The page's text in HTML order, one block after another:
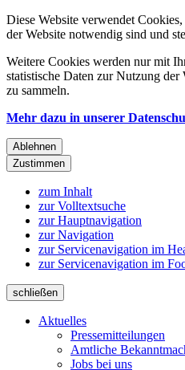
Diese Website verwendet
der Website notwendig sind und
Weitere Cookies werden nur mit
statistische Daten zur Nutzung
zu sammeln.
Mehr dazu in unserer
Ablehnen
Zustimmen
zum Inhalt
zur Volltextsuche
zur Hauptnavigation
zur Navigation
zur Servicenavigation im
zur Servicenavigation im
schließen
Aktuelles
Pressemitteilungen
Amtliche
Jobs bei uns